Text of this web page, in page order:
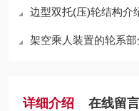
边型双托(压)轮结构介
架空乘人装置的轮系
详细介绍 在线留言